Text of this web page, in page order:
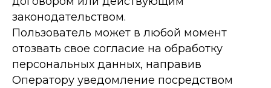
законодательством.
Пользователь может в любой момент
отозвать свое согласие на обработку
персональных данных, направив
Оператору уведомление посредством